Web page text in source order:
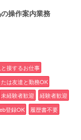
操作案内業務
と接するお仕事
は友達と勤務OK
未経験者歓迎
経験者歓迎
登録OK
履歴書不要